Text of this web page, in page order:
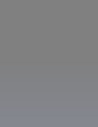
Dans le haut-Balaton, il
vigneron, dans
génération en
heureux de partager
transmettre leur amour